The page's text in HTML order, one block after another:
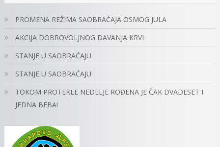
PROMENA REŽIMA SAOBRAĆAJA OSMOG JULA
AKCIJA DOBROVOLJNOG DAVANJA KRVI
STANJE U SAOBRAĆAJU
STANJE U SAOBRAĆAJU
TOKOM PROTEKLE NEDELJE ROĐENA JE ČAK DVADESET I
JEDNA BEBA!